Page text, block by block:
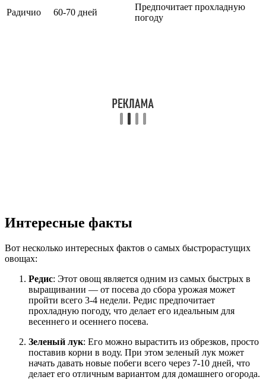
Радичио
60-70 дней
Предпочитает прохладную
погоду
Интересные факты
Вот несколько интересных фактов о самых быстрорастущих
овощах:
Редис: Этот овощ является одним из самых быстрых в
выращивании — от посева до сбора урожая может
пройти всего 3-4 недели. Редис предпочитает
прохладную погоду, что делает его идеальным для
весеннего и осеннего посева.
Зеленый лук: Его можно вырастить из обрезков, просто
поставив корни в воду. При этом зеленый лук может
начать давать новые побеги всего через 7-10 дней, что
делает его отличным вариантом для домашнего огорода.